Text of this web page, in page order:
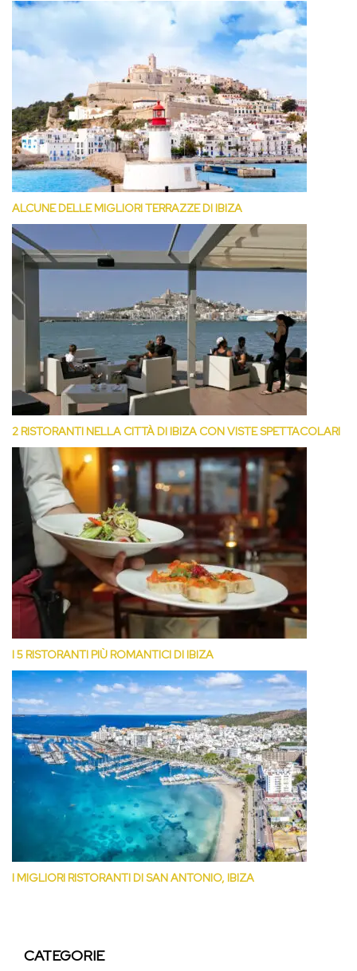
ALCUNE DELLE MIGLIORI TERRAZZE DI IBIZA
2 RISTORANTI NELLA CITTÀ DI IBIZA CON VISTE SPETTACOLARI
I 5 RISTORANTI PIÙ ROMANTICI DI IBIZA
I MIGLIORI RISTORANTI DI SAN ANTONIO, IBIZA
CATEGORIE